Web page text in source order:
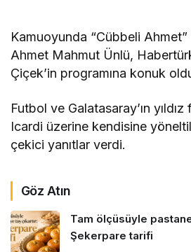
Kamuoyunda “Cübbeli
Ahmet Mahmut Ünlü,
Çiçek’in programına konuk
Futbol ve Galatasaray’ın
Icardi üzerine kendisine
çekici yanıtlar verdi.
Göz Atın
Tam ölçüsüyle
Şekerpare tarifi